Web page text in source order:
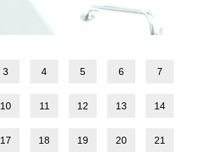
3 4 5 6 7
10 11 12 13 14
17 18 19 20 21